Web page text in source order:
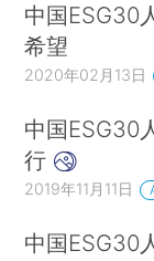
中国ESG30
希望
2020年02月13日
中国ESG30
行
2019年11月11日
中国ESG30